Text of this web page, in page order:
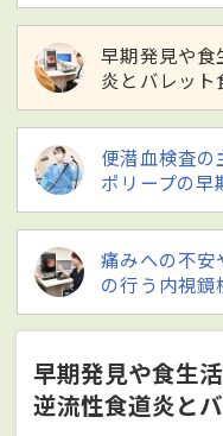
早期発見や
炎とバレット
便潜血検査
ポリープの早
痛みへの不
の行う内視鏡
早期発見や食生
逆流性食道炎と